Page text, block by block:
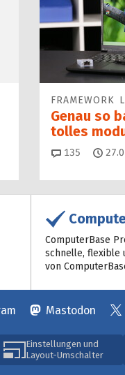
FRAMEWORK
Genau so
tolles
135
ComputerBase
schnelle, flexible
von
Mastodon
Einstellungen und
Layout-Umschalter